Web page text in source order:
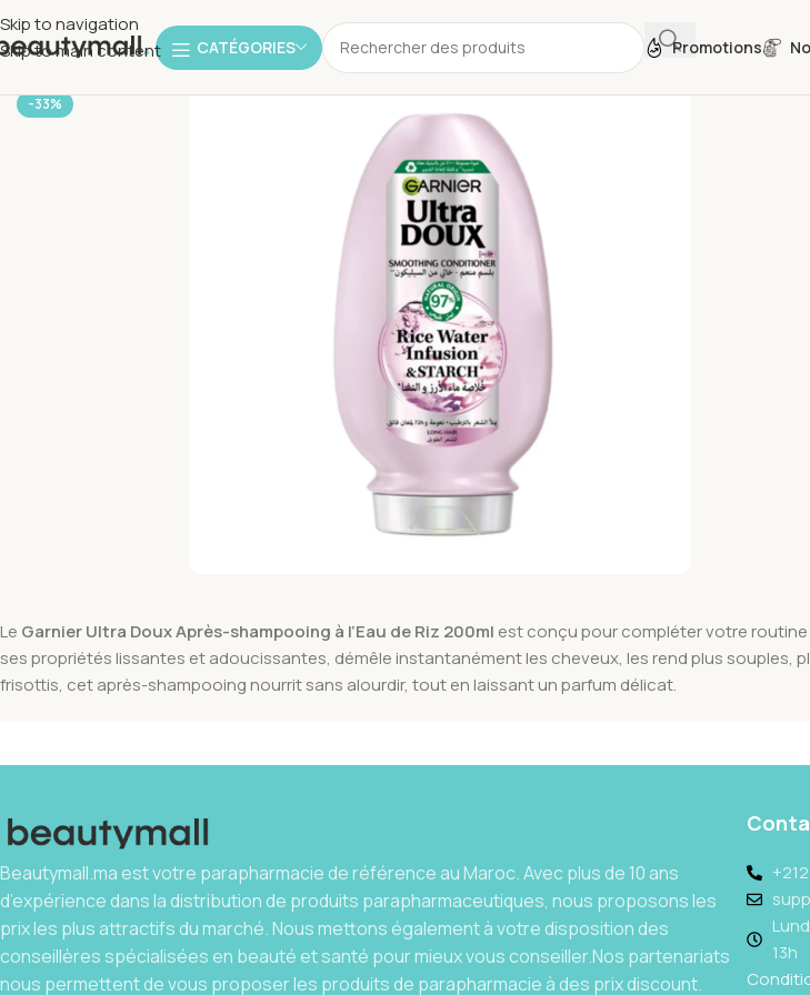
Skip to navigation
Skip to main content
CATÉGORIES Promotions
-33%
Le Garnier Ultra Doux Après-shampooing à l’Eau de Riz 200ml est conçu pour compléter votre routine
ses propriétés lissantes et adoucissantes, démêle instantanément les cheveux, les rend plus souples,
frisottis, cet après-shampooing nourrit sans alourdir, tout en laissant un parfum délicat.
Beautymall.ma est votre parapharmacie de référence au Maroc. Avec plus de 10 ans
d’expérience dans la distribution de produits parapharmaceutiques, nous proposons les
prix les plus attractifs du marché. Nous mettons également à votre disposition des
conseillères spécialisées en beauté et santé pour mieux vous conseiller.Nos partenariats
nous permettent de vous proposer les produits de parapharmacie à des prix discount.
13h